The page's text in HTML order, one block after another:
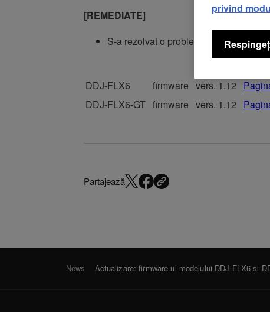
[REMEDIATE]
S-a rezolvat o problemă la utilizarea
DDJ-FLX6 firmware vers. 1.12
DDJ-FLX6-GT firmware vers. 1.12
Partajează
News Actualizare: firmware-ul modelului DDJ-FLX6 și
privind